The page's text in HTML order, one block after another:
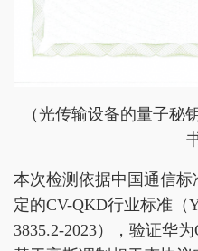
（光传输设备的量子秘
本次检测依据中国通信标
定的CV-QKD行业标准（
3835.2-2023），验证华